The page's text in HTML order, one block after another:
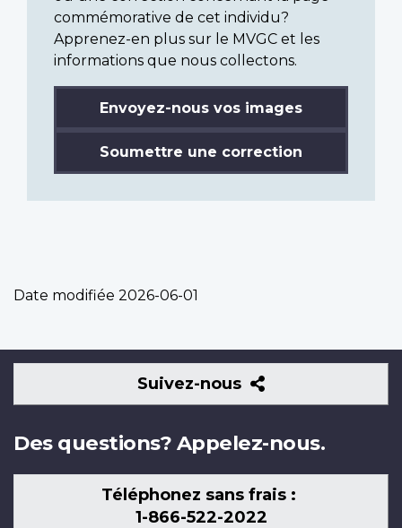
commémorative de cet individu?
Apprenez-en plus sur le MVGC et les
informations que nous collectons.
Envoyez-nous vos images
Soumettre une correction
Date modifiée 2026-06-01
Suivez-nous
Suivez-
nous
Des questions? Appelez-nous.
Téléphonez sans frais :
1-866-522-2022